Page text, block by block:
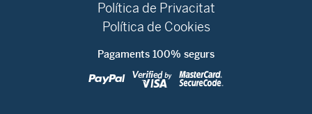
Política de Privacitat
Política de Cookies
Pagaments 100% segurs